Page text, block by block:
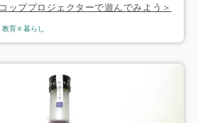
ッププロジェクターで遊んでみよう＞
教育 暮らし